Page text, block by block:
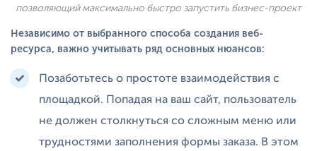
позволяющий максимально быстро запустить бизнес-проект
Независимо от выбранного способа создания веб-
ресурса, важно учитывать ряд основных нюансов:
Позаботьтесь о простоте взаимодействия с
площадкой. Попадая на ваш сайт, пользователь
не должен столкнуться со сложным меню или
трудностями заполнения формы заказа. В этом